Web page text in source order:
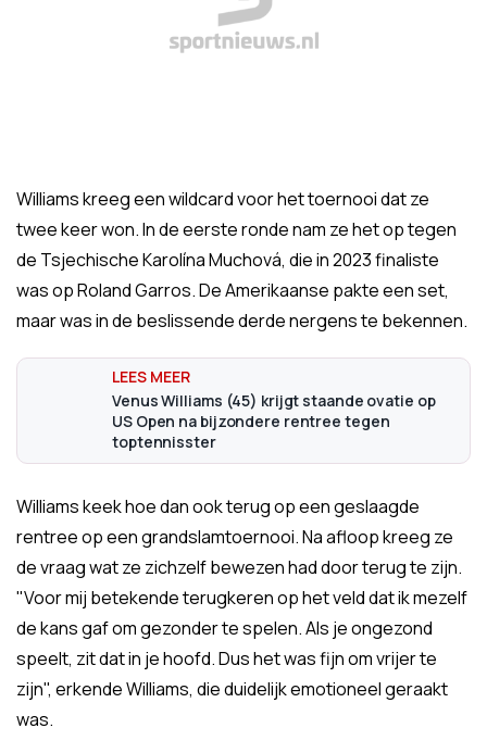
Williams kreeg een wildcard voor het toernooi dat ze
twee keer won. In de eerste ronde nam ze het op tegen
de Tsjechische Karolína Muchová, die in 2023 finaliste
was op Roland Garros. De Amerikaanse pakte een set,
maar was in de beslissende derde nergens te bekennen.
Venus Williams (45) krijgt staande ovatie op
US Open na bijzondere rentree tegen
toptennisster
Williams keek hoe dan ook terug op een geslaagde
rentree op een grandslamtoernooi. Na afloop kreeg ze
de vraag wat ze zichzelf bewezen had door terug te zijn.
"Voor mij betekende terugkeren op het veld dat ik mezelf
de kans gaf om gezonder te spelen. Als je ongezond
speelt, zit dat in je hoofd. Dus het was fijn om vrijer te
zijn", erkende Williams, die duidelijk emotioneel geraakt
was.